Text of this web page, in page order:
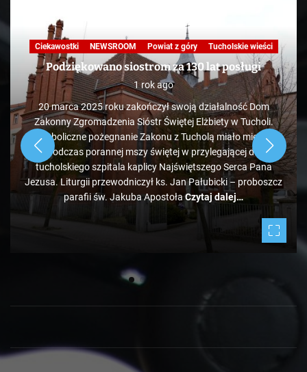
Nasza praca NEWSROOM Powiat z góry
Skandale
Telewizja
Tucholskie wieści TV
KAWA Z TOKiS-em w 100 sekund. „Ekologiczne”
wysypisko śmieci pod Bladowem?
1 rok ago
Zdaje się, że pozycja tucholskiego wysypiska śmieci
administrowanego przez PK jest mocno zagrożona, bo tuż
obok ale od strony Chojnic, przed Bladowem, powstało
drugie, darmowe. Jeżeli zapełniać się będzie w takim tempie,
to może być ciekawie.